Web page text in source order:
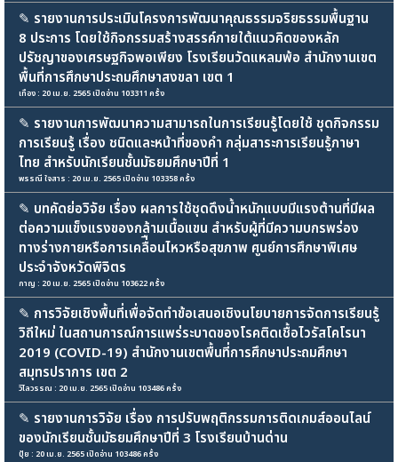
✎ รายงานการประเมินโครงการพัฒนาคุณธรรมจริยธรรมพื้นฐาน
8 ประการ โดยใช้กิจกรรมสร้างสรรค์ภายใต้แนวคิดของหลัก
ปรัชญาของเศรษฐกิจพอเพียง โรงเรียนวัดแหลมพ้อ สำนักงานเขต
พื้นที่การศึกษาประถมศึกษาสงขลา เขต 1
เทือง : 20 เม.ย. 2565 เปิดอ่าน 103311 ครั้ง
✎ รายงานการพัฒนาความสามารถในการเรียนรู้โดยใช้ ชุดกิจกรรม
การเรียนรู้ เรื่อง ชนิดและหน้าที่ของคำ กลุ่มสาระการเรียนรู้ภาษา
ไทย สำหรับนักเรียนชั้นมัธยมศึกษาปีที่ 1
พรรณี ใจสาร : 20 เม.ย. 2565 เปิดอ่าน 103358 ครั้ง
✎ บทคัดย่อวิจัย เรื่อง ผลการใช้ชุดดึงน้ำหนักแบบมีแรงต้านที่มีผล
ต่อความแข็งแรงของกล้ามเนื้อแขน สำหรับผู้ที่มีความบกรพร่อง
ทางร่างกายหรือการเคลื่ือนไหวหรือสุขภาพ ศูนย์การศึกษาพิเศษ
ประจำจังหวัดพิจิตร
กาญ : 20 เม.ย. 2565 เปิดอ่าน 103622 ครั้ง
✎ การวิจัยเชิงพื้นที่เพื่อจัดทำข้อเสนอเชิงนโยบายการจัดการเรียนรู้
วิถีใหม่ ในสถานการณ์การแพร่ระบาดของโรคติดเชื้อไวรัสโคโรนา
2019 (COVID-19) สำนักงานเขตพื้นที่การศึกษาประถมศึกษา
สมุทรปราการ เขต 2
วิไลวรรณ : 20 เม.ย. 2565 เปิดอ่าน 103486 ครั้ง
✎ รายงานการวิจัย เรื่อง การปรับพฤติกรรมการติดเกมส์ออนไลน์
ของนักเรียนชั้นมัธยมศึกษาปีที่ 3 โรงเรียนบ้านด่าน
ปุ้ย : 20 เม.ย. 2565 เปิดอ่าน 103486 ครั้ง